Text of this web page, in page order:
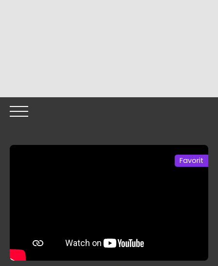
Favorit